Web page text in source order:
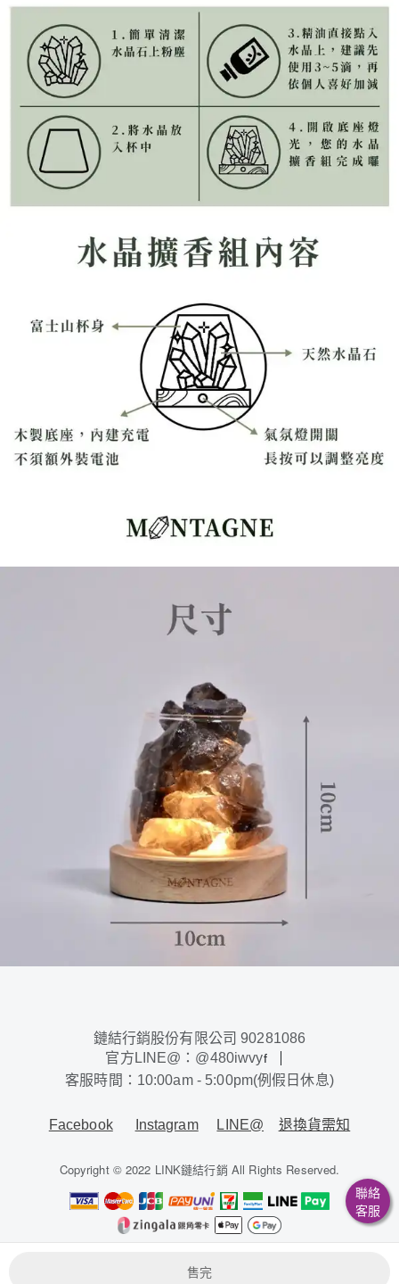
售完
鏈結行銷股份有限公司 90281086
官方LINE@：@480iwvyf
客服時間：10:00am - 5:00pm(例假日休息)
Facebook Instagram LINE@ 退換貨需知
Copyright © 2022 LINK鏈結行銷 All Rights Reserved.
鏈結行銷股份有限公司 / 90281086
聯絡
客服